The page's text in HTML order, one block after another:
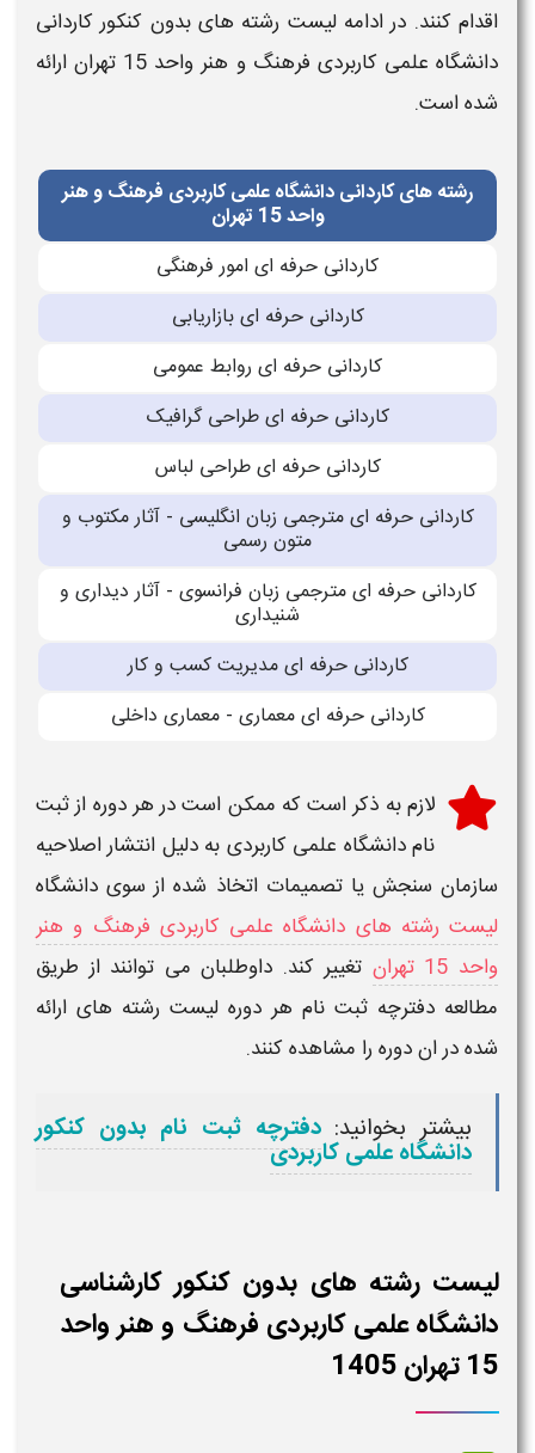
اقدام کنند. در ادامه لیست رشته های بدون کنکور کاردانی
دانشگاه علمی کاربردی فرهنگ و هنر واحد 15 تهران
ارائه
شده است.
رشته های کاردانی دانشگاه علمی کاربردی فرهنگ و هنر
واحد 15 تهران
کاردانی حرفه ای امور فرهنگی
کاردانی حرفه ای بازاریابی
کاردانی حرفه ای روابط عمومی
کاردانی حرفه ای طراحی گرافیک
کاردانی حرفه ای طراحی لباس
کاردانی حرفه ای مترجمی زبان انگلیسی - آثار مکتوب و
متون رسمی
کاردانی حرفه ای مترجمی زبان فرانسوی - آثار دیداری و
شنیداری
کاردانی حرفه ای مدیریت کسب و کار
کاردانی حرفه ای معماری - معماری داخلی
لازم به ذکر است که ممکن است در هر دوره ازثبت
نام دانشگاه علمی کاربردی به دلیل انتشار اصلاحیه
سازمان سنجش یا تصمیمات اتخاذ شده از سوی دانشگاه
لیست رشته های دانشگاه علمی کاربردی فرهنگ و هنر
واحد 15 تهران
تغییر کند. داوطلبان می توانند از طریق
مطالعه دفترچه ثبت نام هر دوره لیست رشته های ارائه
شده در ان دوره را مشاهده کنند.
بیشتر بخوانید: دفترچه ثبت نام بدون کنکور
دانشگاه علمی کاربردی
لیست رشته های بدون کنکور کارشناسی
دانشگاه علمی کاربردی فرهنگ و هنر واحد
15 تهران 1405